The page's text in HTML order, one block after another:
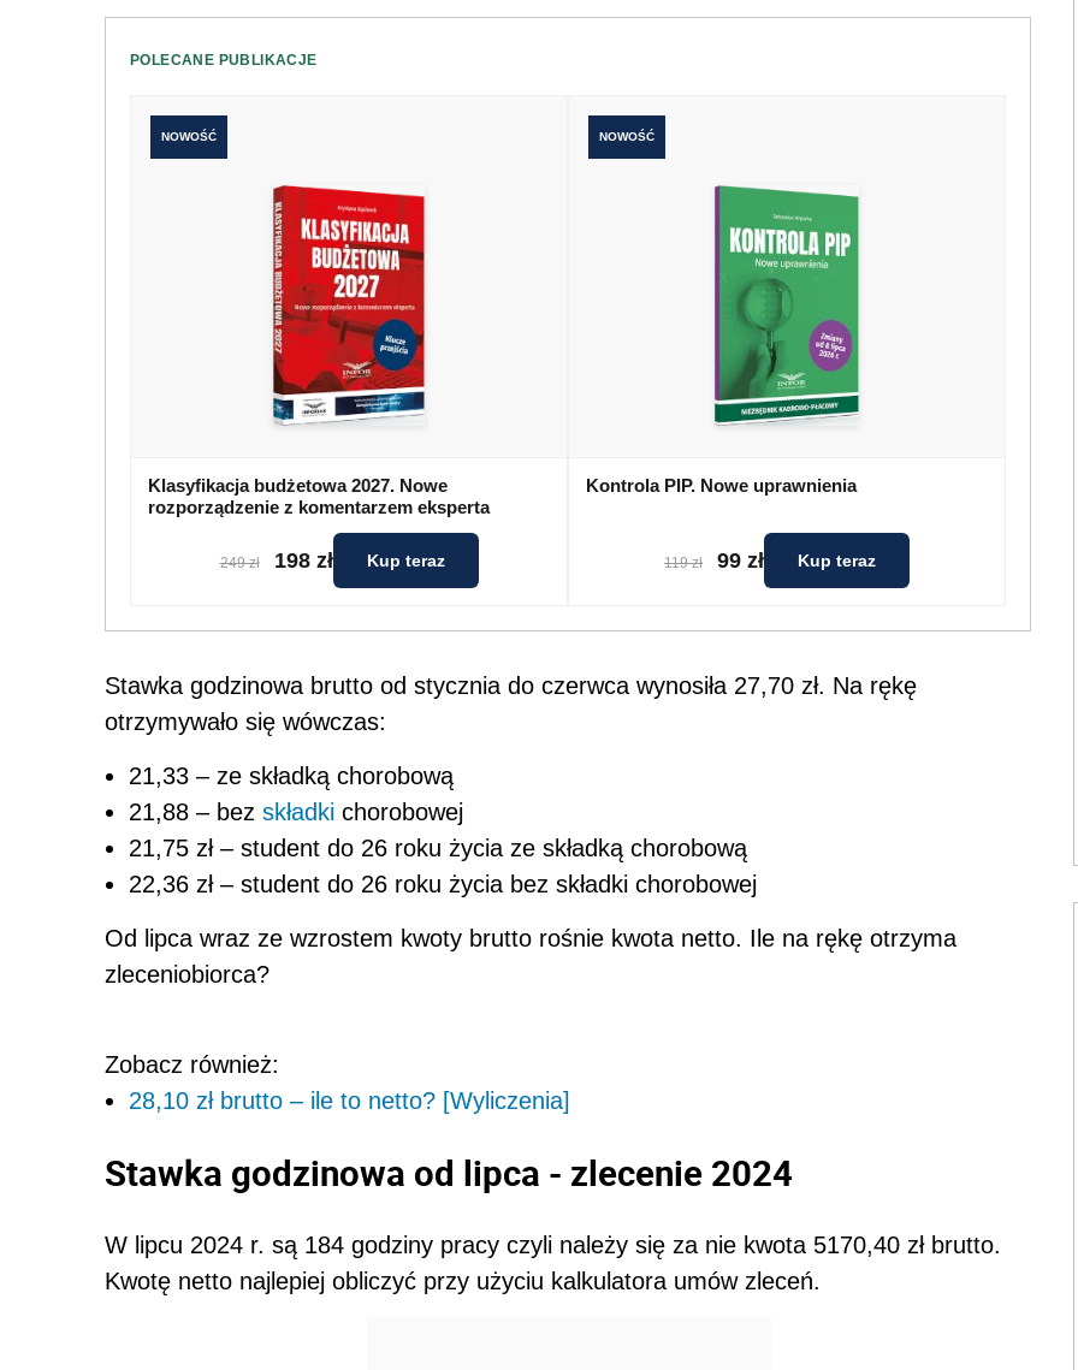
POLECANE PUBLIKACJE
NOWOŚĆ
Klasyfikacja budżetowa 2027. Nowe
rozporządzenie z komentarzem eksperta
249 zł 198 zł Kup teraz
NOWOŚĆ
Kontrola PIP. Nowe uprawnienia
119 zł 99 zł Kup teraz
Stawka godzinowa brutto od stycznia do czerwca wynosiła 27,70 zł. Na rękę
otrzymywało się wówczas:
21,33 – ze składką chorobową
21,88 – bez składki chorobowej
21,75 zł – student do 26 roku życia ze składką chorobową
22,36 zł – student do 26 roku życia bez składki chorobowej
Od lipca wraz ze wzrostem kwoty brutto rośnie kwota netto. Ile na rękę otrzyma
zleceniobiorca?
Zobacz również:
28,10 zł brutto – ile to netto? [Wyliczenia]
Stawka godzinowa od lipca - zlecenie 2024
W lipcu 2024 r. są 184 godziny pracy czyli należy się za nie kwota 5170,40 zł brutto.
Kwotę netto najlepiej obliczyć przy użyciu kalkulatora umów zleceń.